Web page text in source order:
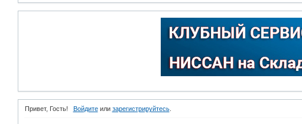
Привет, Гость! Войдитеили зарегистрируйтесь.